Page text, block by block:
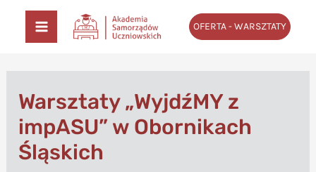
Przejdź
MAIN
OFERTA - WARSZTATY
Warsztaty „WyjdźMY z
impASU” w Obornikach
Śląskich